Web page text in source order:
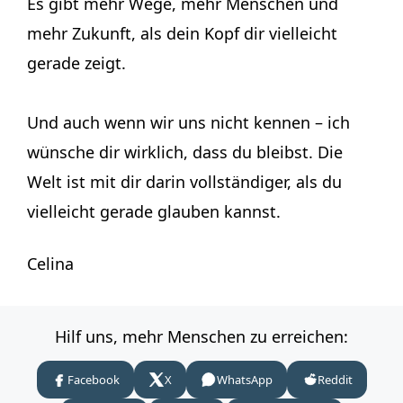
mehr Zukunft, als dein Kopf dir vielleicht
gerade zeigt.
Und auch wenn wir uns nicht kennen – ich
wünsche dir wirklich, dass du bleibst. Die
Welt ist mit dir darin vollständiger, als du
vielleicht gerade glauben kannst.
Celina
Hilf uns, mehr Menschen zu erreichen:
Facebook X WhatsApp Reddit